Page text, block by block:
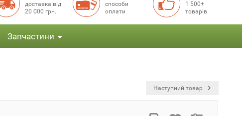
доставка від
20 000 грн.
способи
оплати
1 500+
товарів
Запчастини
Наступний товар